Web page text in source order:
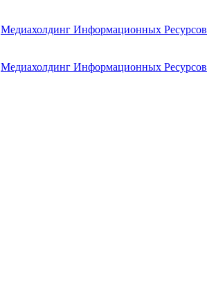
Медиахолдинг Информационных Ресурсов
Медиахолдинг Информационных Ресурсов